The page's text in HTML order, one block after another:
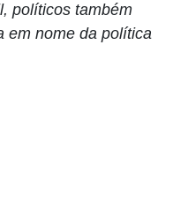
políticos também
em nome da política